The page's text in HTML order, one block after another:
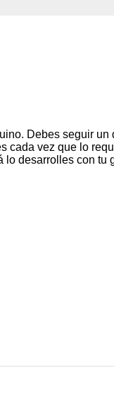
Debes seguir
vez que lo
desarrolles con tu